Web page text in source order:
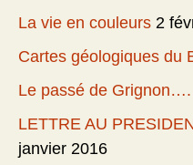
La vie en couleurs 2
Cartes géologiques du
Le passé de Grignon….
LETTRE AU
janvier 2016